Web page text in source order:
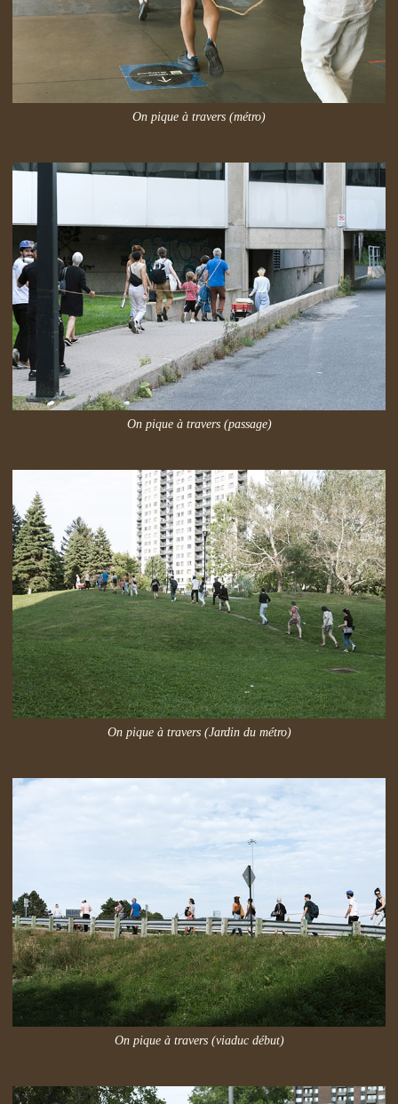
On pique à travers (métro)
On pique à travers (passage)
On pique à travers (Jardin du métro)
On pique à travers (viaduc début)